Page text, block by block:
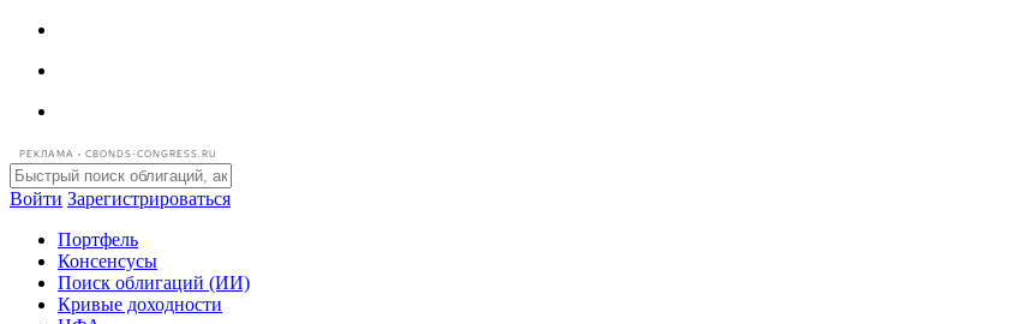
РЕКЛАМА • CBONDS-CONGRESS.RU
Войти Зарегистрироваться
Портфель